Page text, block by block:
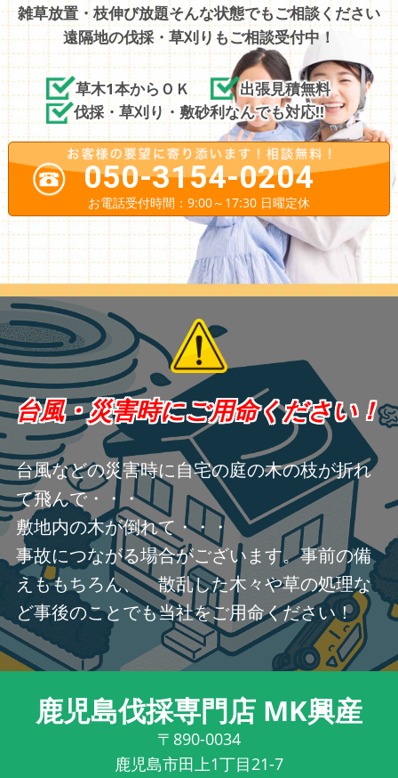
雑草放置・枝伸び放題そんな状態でもご相談ください
遠隔地の伐採・草刈りもご相談受付中！
草木1本からＯＫ
出張見積無料
伐採・草刈り・敷砂利なんでも対応!!
050-3154-0204
お電話受付時間：9:00～17:30 日曜定休
台風・災害時にご用命ください！
台風などの災害時に自宅の庭の木の枝が折れ
て飛んで・・・
敷地内の木が倒れて・・・
事故につながる場合がございます。事前の備
えももちろん、 散乱した木々や草の処理な
ど事後のことでも当社をご用命ください！
鹿児島伐採専門店 MK興産
〒890-0034
鹿児島市田上1丁目21-7